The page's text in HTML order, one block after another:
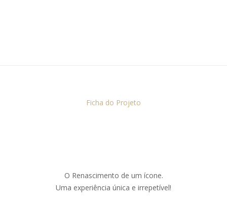
Ficha do Projeto
O Renascimento de um ícone.
Uma experiência única e irrepetível!